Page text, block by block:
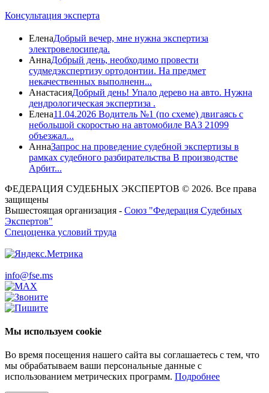
Консультация эксперта
ЕленаДобрый вечер, мне нужна экспертиза
электровелосипеда.
АннаДобрый день, необходимо провести
судмедэкспертизу ортодонтии. На предмет
некачественных выполненн...
АнастасияДобрый день! Упало дерево на авто. Нужна
дендрологическая экспертиза .
Елена11.04.2026 Водитель №1 (по схеме) двигаясь с
небольшой скоростью на автомобиле ВАЗ 21099
объезжал...
АннаЗапрос на проведение судебной экспертизы в
рамках судебного разбирательства В производстве
Арбит...
ФЕДЕРАЦИЯ СУДЕБНЫХ ЭКСПЕРТОВ © 2026. Все права
защищены
Вышестоящая организация - Союз "Федерация Судебных
Экспертов"
Спецоценка условий труда
info@fse.ms
Мы используем cookie
Во время посещения нашего сайта вы соглашаетесь с тем, что
мы обрабатываем ваши персональные данные с
использованием метрических программ. Подробнее